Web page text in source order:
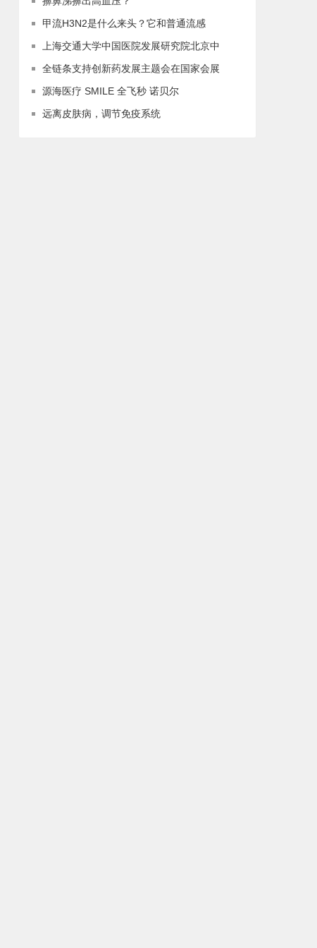
甲流H3N2是什么来头？它和普通流感
上海交通大学中国医院发展研究院北京中
全链条支持创新药发展主题会在国家会展
源海医疗 SMILE 全飞秒 诺贝尔
远离皮肤病，调节免疫系统